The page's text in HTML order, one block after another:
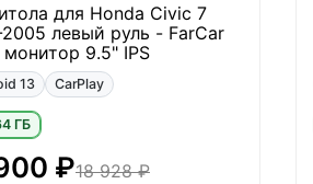
для Honda Civic 7
левый руль - FarCar
монитор 9.5" IPS
13 CarPlay
ГБ
18 928 ₽
₽